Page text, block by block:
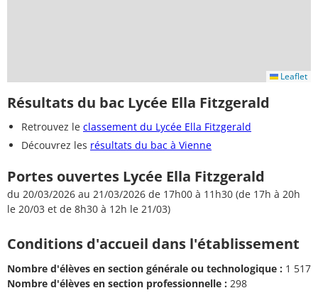
Leaflet
Résultats du bac Lycée Ella Fitzgerald
Retrouvez le classement du Lycée Ella Fitzgerald
Découvrez les résultats du bac à Vienne
Portes ouvertes Lycée Ella Fitzgerald
du 20/03/2026 au 21/03/2026 de 17h00 à 11h30 (de 17h à 20h
le 20/03 et de 8h30 à 12h le 21/03)
Conditions d'accueil dans l'établissement
Nombre d'élèves en section générale ou technologique : 1 517
Nombre d'élèves en section professionnelle : 298